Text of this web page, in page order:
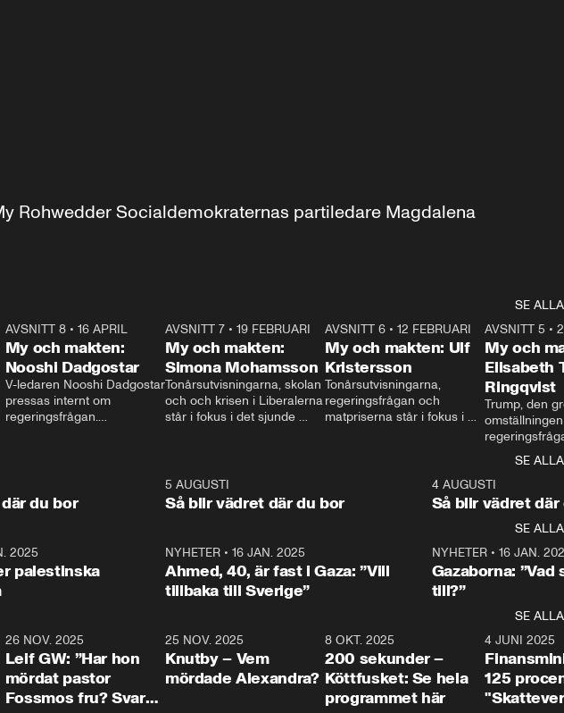
Rohwedder Socialdemokraternas partiledare Magdalena
SE ALLA
AVSNITT 8• 16 APRIL
My och makten:
Nooshi Dadgostar
V-ledaren Nooshi Dadgostar
pressas internt om
regeringsfrågan.
– Vi ställer upp i val. Ska vi
vara med så sitter vi förstås
24:30
AVSNITT 7• 19 FEBRUARI
My och makten:
Simona Mohamsson
Tonårsutvisningarna, skolan
och och krisen i Liberalerna
står i fokus i det sjunde
kommentator My
Rohwedder ställer
utbildnings- och
Mohamsson till svars.
27:30
AVSNITT 6 •12 FEBRUARI
My och makten: Ulf
Kristersson
Tonårsutvisningarna,
regeringsfrågan och
matpriserna står i fokus i
Rohwedder ställer
statsminister Ulf Kristersson
AVSNITT 5 •
My och
Elisabeth
Ringqvist
Trump, den
centrum i
avsnittet av
Makten”. Se
Aftonbladets
Rohwedder
Thand Ring
SE ALLA
du bor
5 AUGUSTI
Så blir vädret där du bor
4 AUGUSTI
Så blir vädret där
SE ALLA
2025
palestinska
NYHETER• 16 JAN. 2025
Ahmed, 40, är fast i Gaza: ”Vill
tillbaka till Sverige”
NYHETER• 16 JAN.
Gazaborna:
till?”
SE ALLA
26 NOV. 2025
Leif GW: ”Har hon
mördat pastor
Fossmos fru? Svar
31:05
25 NOV. 2025
Knutby – Vem
mördade Alexandra?
4:29
8 OKT. 2025
200 sekunder –
Köttfusket: Se hela
programmet här
4 JUNI 2025
125